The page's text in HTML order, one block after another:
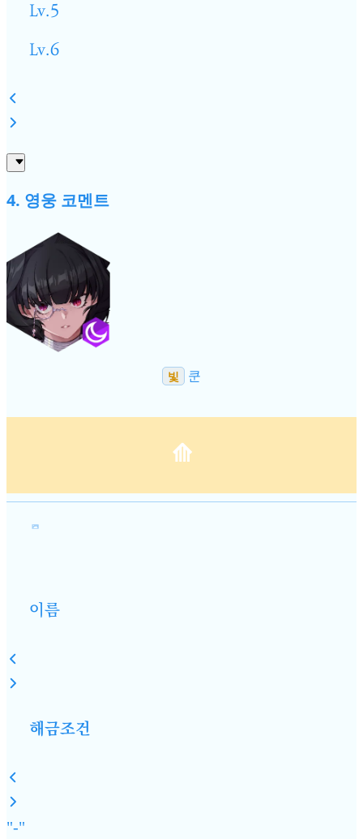
Lv.5
Lv.6
4. 영웅 코멘트
빛 쿤
⟰
이름
해금조건
"-"